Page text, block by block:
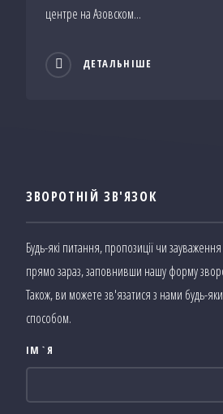
центре на Азовском...
ДЕТАЛЬНІШЕ
ЗВОРОТНІЙ ЗВ'ЯЗОК
Будь-які питання, пропозиції чи
прямо зараз, заповнивши нашу форму
Також, ви можете зв'язатися з нами будь-
способом.
ІМ`Я